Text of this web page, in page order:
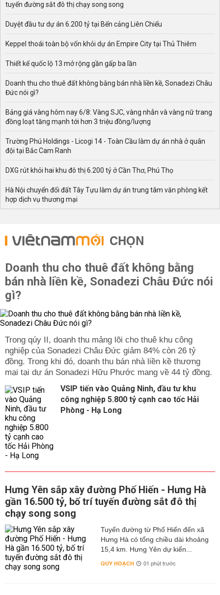
tuyến đường sắt đô thị chạy song song
Duyệt đầu tư dự án 6.200 tỷ tại Bến cảng Liên Chiểu
Keppel thoái toàn bộ vốn khỏi dự án Empire City tại Thủ Thiêm
Thiết kế quốc lộ 13 mở rộng gần gấp ba lần
Doanh thu cho thuê đất không bằng bán nhà liền kề, Sonadezi Châu
Đức nói gì?
Bảng giá vàng hôm nay 6/8: Vàng SJC, vàng nhẫn và vàng nữ trang
đồng loạt tăng mạnh tới hơn 3 triệu đồng/lượng
Trường Phú Holdings - Licogi 14 - Toàn Cầu làm dự án nhà ở quân
đội tại Bắc Cam Ranh
DXG rút khỏi hai khu đô thị 6.200 tỷ ở Cần Thơ, Phú Thọ
Hà Nội chuyển đổi đất Tây Tựu làm dự án trung tâm văn phòng kết
hợp dịch vụ thương mại
CHỌN
Doanh thu cho thuê đất không bằng
bán nhà liền kề, Sonadezi Châu Đức nói
gì?
Trong qúy II, doanh thu mảng lõi cho thuê khu công
nghiệp của Sonadezi Châu Đức giảm 84% còn 26 tỷ
đồng. Trong khi đó, doanh thu bán nhà liền kề thương
mại tại dự án Sonadezi Hữu Phước mang về 44 tỷ đồng.
VSIP tiến vào Quảng Ninh, đầu tư khu
công nghiệp 5.800 tỷ cạnh cao tốc Hải
Phòng - Hạ Long
Hưng Yên sắp xây đường Phố Hiến - Hưng Hà
gần 16.500 tỷ, bố trí tuyến đường sắt đô thị
chạy song song
Tuyến đường từ Phố Hiến đến xã
Hưng Hà có tổng chiều dài khoảng
15,4 km. Hưng Yên dự kiến...
QUY HOẠCH 01 phút trước